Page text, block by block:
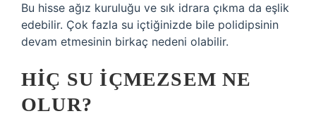
Bu hisse ağız kuruluğu ve sık idrara çıkma da eşlik
edebilir. Çok fazla su içtiğinizde bile polidipsinin
devam etmesinin birkaç nedeni olabilir.
HIÇ SU IÇMEZSEM NE
OLUR?